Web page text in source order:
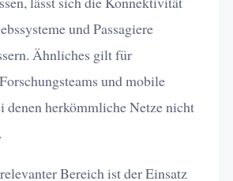
und Passagiere
Ähnliches gilt für
und mobile
denen herkömmliche Netze nicht
Bereich ist der Einsatz